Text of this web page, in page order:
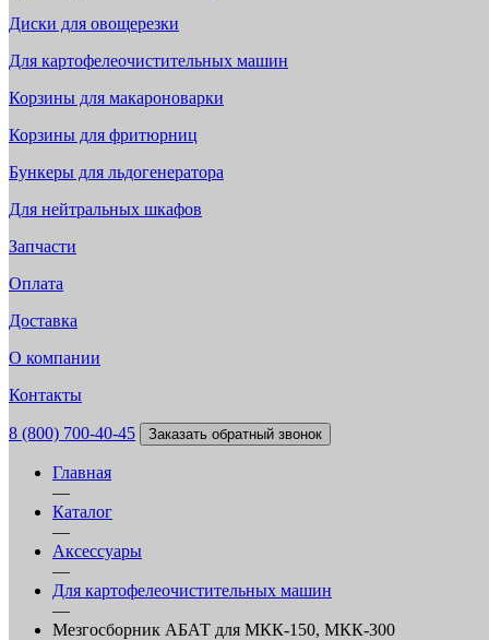
Диски для овощерезки
Для картофелеочистительных машин
Корзины для макароноварки
Корзины для фритюрниц
Бункеры для льдогенератора
Для нейтральных шкафов
Запчасти
Оплата
Доставка
О компании
Контакты
8 (800) 700-40-45 Заказать обратный звонок
Главная
—
Каталог
—
Аксессуары
—
Для картофелеочистительных машин
—
Мезгосборник АБАТ для МКК-150, МКК-300